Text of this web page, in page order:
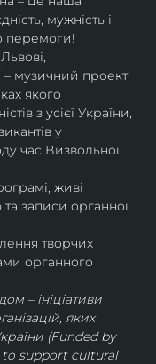
мужність і
перемоги!
– музичний проект
якого
з усієї України,
у
час Визвольної
живі
та записи органної
творчих
органного
– ініціативи
яких
(Funded by
to support cultural